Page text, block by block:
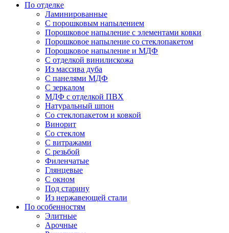
По отделке
Ламинированные
С порошковым напылением
Порошковое напыление с элементами ковки
Порошковое напыление со стеклопакетом
Порошковое напыление и МДФ
С отделкой винилискожа
Из массива дуба
С панелями МДФ
С зеркалом
МДФ с отделкой ПВХ
Натуральный шпон
Со стеклопакетом и ковкой
Винорит
Со стеклом
С витражами
С резьбой
Филенчатые
Глянцевые
С окном
Под старину
Из нержавеющей стали
По особенностям
Элитные
Арочные